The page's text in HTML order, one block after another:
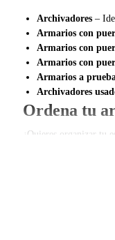
Archivadores –
Armarios con
Armarios con
Armarios con
Armarios a
Archivadores
Ordena tu
¿Quieres organizar tu